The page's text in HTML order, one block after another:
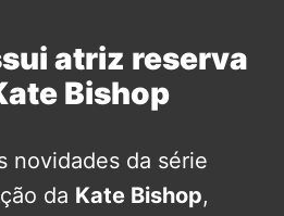
atriz reserva
Bishop
novidades da série
da Kate Bishop,